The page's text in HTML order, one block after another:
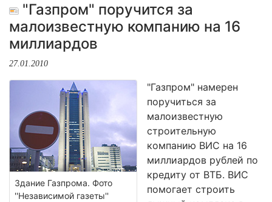
"Газпром" поручится за
малоизвестную компанию на 16
миллиардов
27.01.2010
Здание Газпрома. Фото
''Независимой газеты''
"Газпром" намерен
поручиться за
малоизвестную
строительную
компанию ВИС на 16
миллиардов рублей по
кредиту от ВТБ. ВИС
помогает строить